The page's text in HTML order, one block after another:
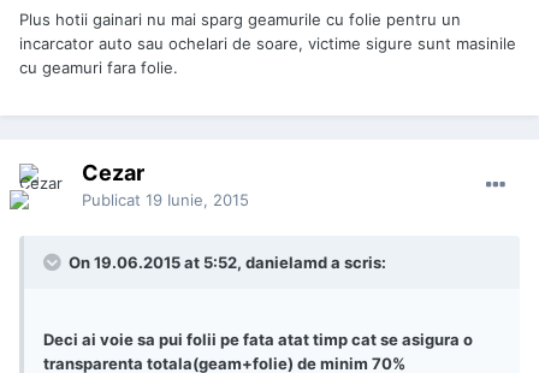
Plus hotii gainari nu mai sparg geamurile cu folie pentru un
incarcator auto sau ochelari de soare, victime sigure sunt masinile
cu geamuri fara folie.
Cezar
Publicat 19 Iunie, 2015
On 19.06.2015 at 5:52, danielamd a scris:
Deci ai voie sa pui folii pe fata atat timp cat se asigura o
transparenta totala(geam+folie) de minim 70%